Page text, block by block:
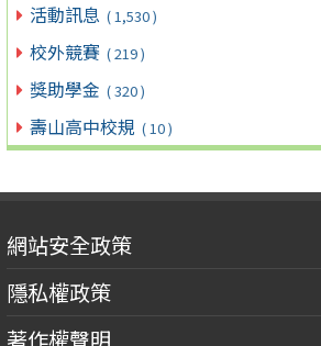
活動訊息 ( 1,530 )
校外競賽 ( 219 )
獎助學金 ( 320 )
壽山高中校規 ( 10 )
網站安全政策
隱私權政策
著作權聲明